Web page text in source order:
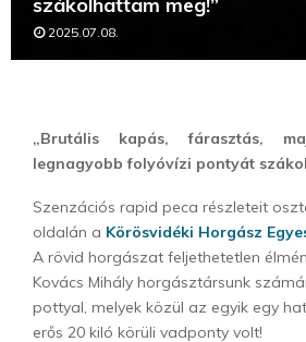
2025.07.08.
„Brutális kapás, fárasztás,
legnagyobb folyóvízi pontyát
Szenzációs rapid peca részleteit
oldalán a Körösvidéki Horgász
A rövid horgászat feljethetetlen
Kovács Mihály horgásztársunk
pottyal, melyek közül az egyik egy
erős 20 kiló körüli vadponty volt!